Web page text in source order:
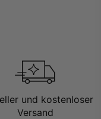
und kostenloser
Versand